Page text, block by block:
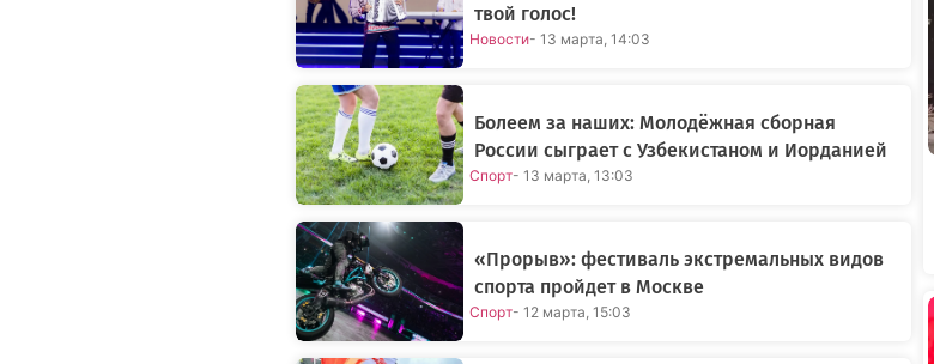
твой голос!
Новости- 13 марта, 14:03
Болеем за наших: Молодёжная сборная
России сыграет с Узбекистаном и Иорданией
Спорт- 13 марта, 13:03
«Прорыв»: фестиваль экстремальных видов
спорта пройдет в Москве
Спорт- 12 марта, 15:03